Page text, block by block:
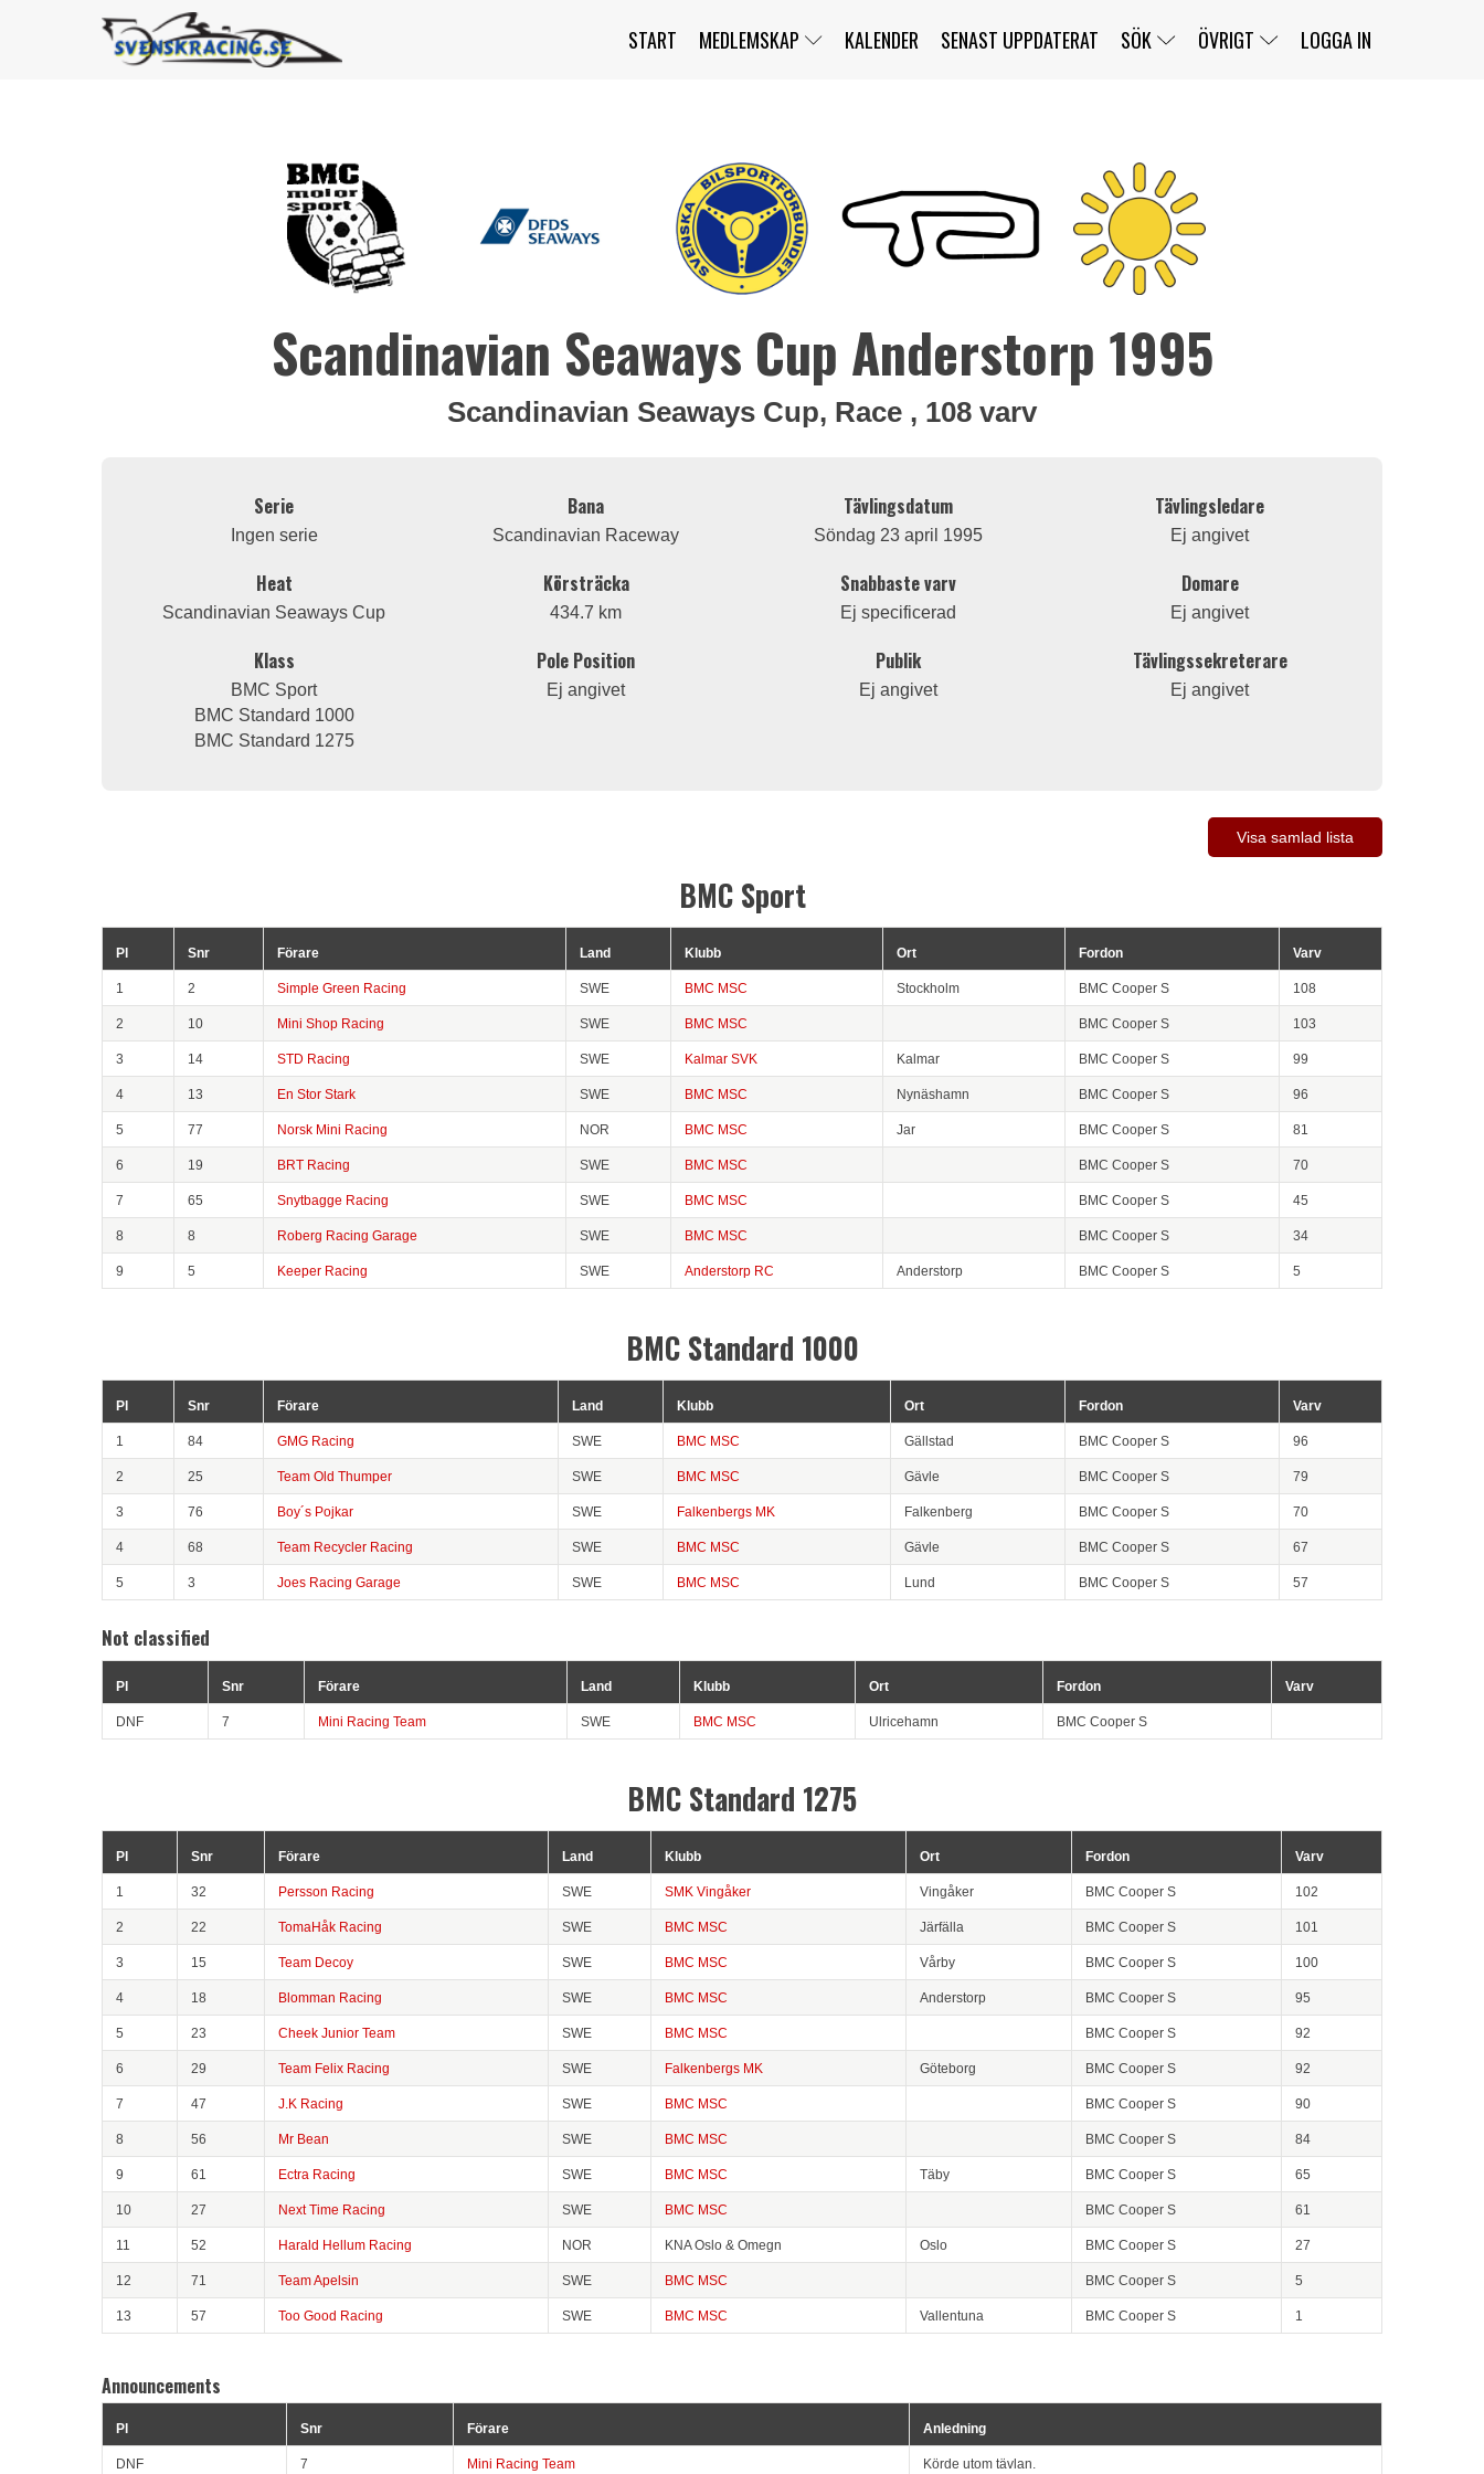
START MEDLEMSKAP KALENDER SENAST UPPDATERAT SÖK
TÄVLINGAR
FÖRARE
KLUBBAR
KLASSER
BANOR
SERIER
ÖVRIGT
KONTAKT
OM OSS
BENGANS NÖRDSIDA
PRESS
LOGGA IN
Scandinavian Seaways Cup Anderstorp 1995
Scandinavian Seaways Cup, Race , 108 varv
Serie
Ingen serie
Heat
Scandinavian Seaways Cup
Klass
BMC Sport
BMC Standard 1000
BMC Standard 1275
Bana
Scandinavian Raceway
Körsträcka
434.7 km
Pole Position
Ej angivet
Tävlingsdatum
Söndag 23 april 1995
Snabbaste varv
Ej specificerad
Publik
Ej angivet
Tävlingsledare
Ej angivet
Domare
Ej angivet
Tävlingssekreterare
Ej angivet
Visa samlad lista
BMC Sport
Pl Snr Förare Land Klubb Ort Fordon Varv
1 2 Simple Green Racing SWE BMC MSC Stockholm BMC Cooper S 108
2 10 Mini Shop Racing SWE BMC MSC BMC Cooper S 103
3 14 STD Racing SWE Kalmar SVK Kalmar BMC Cooper S 99
4 13 En Stor Stark SWE BMC MSC Nynäshamn BMC Cooper S 96
5 77 Norsk Mini Racing NOR BMC MSC Jar BMC Cooper S 81
6 19 BRT Racing SWE BMC MSC BMC Cooper S 70
7 65 Snytbagge Racing SWE BMC MSC BMC Cooper S 45
8 8 Roberg Racing Garage SWE BMC MSC BMC Cooper S 34
9 5 Keeper Racing SWE Anderstorp RC Anderstorp BMC Cooper S 5
BMC Standard 1000
Pl Snr Förare Land Klubb Ort Fordon Varv
1 84 GMG Racing SWE BMC MSC Gällstad BMC Cooper S 96
2 25 Team Old Thumper SWE BMC MSC Gävle BMC Cooper S 79
3 76 Boy´s Pojkar SWE Falkenbergs MK Falkenberg BMC Cooper S 70
4 68 Team Recycler Racing SWE BMC MSC Gävle BMC Cooper S 67
5 3 Joes Racing Garage SWE BMC MSC Lund BMC Cooper S 57
Not classified
Pl Snr Förare Land Klubb Ort Fordon Varv
DNF 7 Mini Racing Team SWE BMC MSC Ulricehamn BMC Cooper S
BMC Standard 1275
Pl Snr Förare Land Klubb Ort Fordon Varv
1 32 Persson Racing SWE SMK Vingåker Vingåker BMC Cooper S 102
2 22 TomaHåk Racing SWE BMC MSC Järfälla BMC Cooper S 101
3 15 Team Decoy SWE BMC MSC Vårby BMC Cooper S 100
4 18 Blomman Racing SWE BMC MSC Anderstorp BMC Cooper S 95
5 23 Cheek Junior Team SWE BMC MSC BMC Cooper S 92
6 29 Team Felix Racing SWE Falkenbergs MK Göteborg BMC Cooper S 92
7 47 J.K Racing SWE BMC MSC BMC Cooper S 90
8 56 Mr Bean SWE BMC MSC BMC Cooper S 84
9 61 Ectra Racing SWE BMC MSC Täby BMC Cooper S 65
10 27 Next Time Racing SWE BMC MSC BMC Cooper S 61
11 52 Harald Hellum Racing NOR KNA Oslo & Omegn Oslo BMC Cooper S 27
12 71 Team Apelsin SWE BMC MSC BMC Cooper S 5
13 57 Too Good Racing SWE BMC MSC Vallentuna BMC Cooper S 1
Announcements
Pl Snr Förare Anledning
DNF 7 Mini Racing Team Körde utom tävlan.